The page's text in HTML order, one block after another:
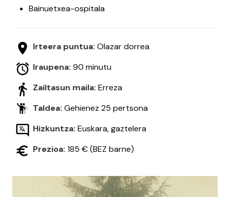
Bainuetxea-ospitala
Irteera puntua: Olazar dorrea
Iraupena: 90 minutu
Zailtasun maila: Erreza
Taldea: Gehienez 25 pertsona
Hizkuntza: Euskara, gaztelera
Prezioa: 185 € (BEZ barne)